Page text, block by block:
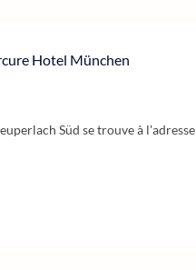
Hotel München
Süd se trouve à l'adresse